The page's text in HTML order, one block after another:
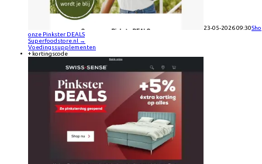
23-05-2026 09:30
onze Pinkster DEALS
Superfoodstore.nl →
Voedingssupplementen
+ kortingscode